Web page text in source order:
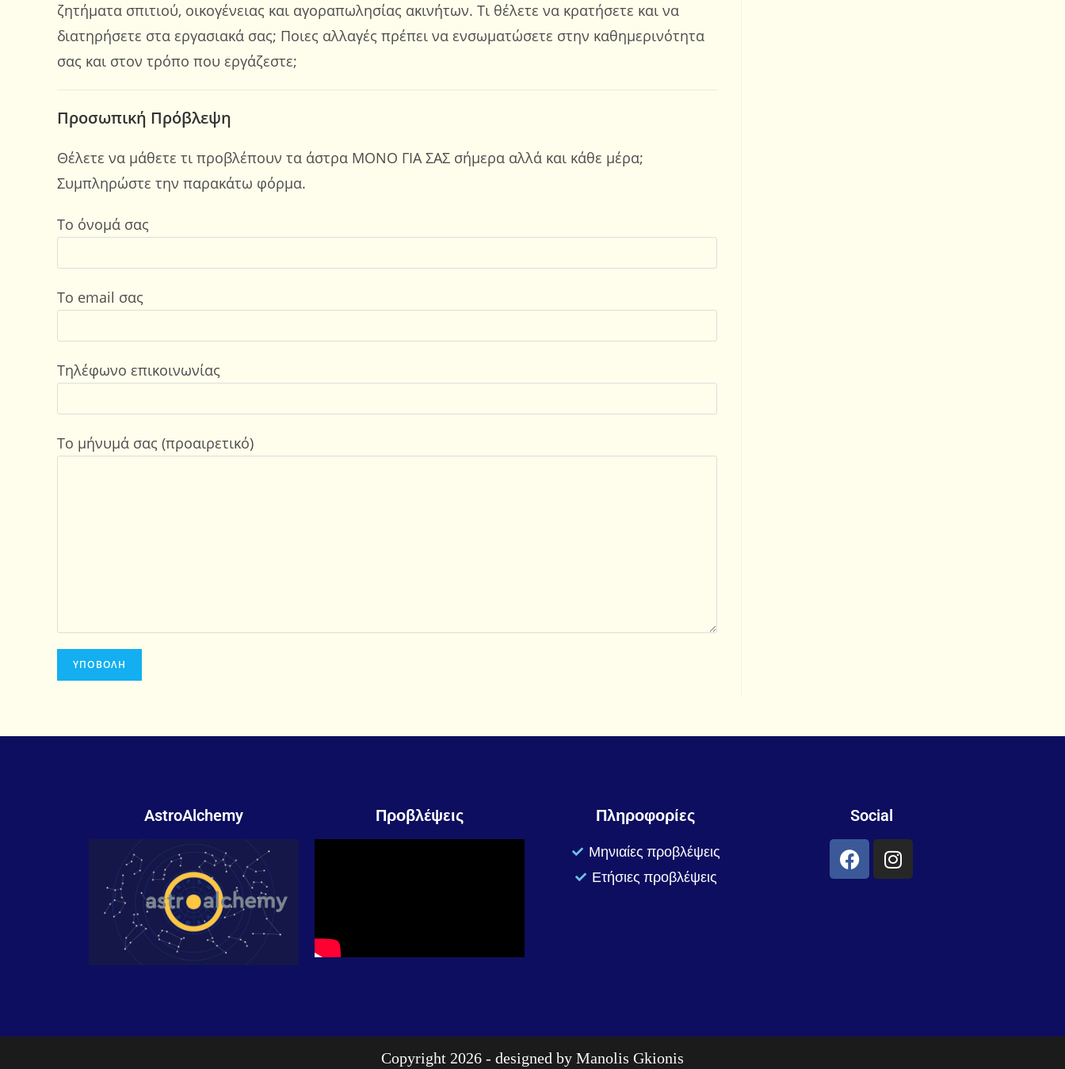
ζητήματα σπιτιού, οικογένειας και αγοραπωλησίας ακινήτων. Τι θέλετε να κρατήσετε και να
διατηρήσετε στα εργασιακά σας; Ποιες αλλαγές πρέπει να ενσωματώσετε στην καθημερινότητα
σας και στον τρόπο που εργάζεστε;
Προσωπική Πρόβλεψη
Θέλετε να μάθετε τι προβλέπουν τα άστρα ΜΟΝΟ ΓΙΑ ΣΑΣ σήμερα αλλά και κάθε μέρα;
Συμπληρώστε την παρακάτω φόρμα.
Το όνομά σας
Το email σας
Τηλέφωνο επικοινωνίας
Το μήνυμά σας (προαιρετικό)
AstroAlchemy Προβλέψεις Πληροφορίες
Μηνιαίες προβλέψεις
Ετήσιες προβλέψεις
Social
Copyright 2026 - designed by Manolis Gkionis